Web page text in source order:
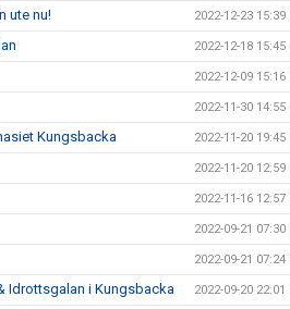
ute nu! 2022-12-23 15:39
2022-12-18 15:45
2022-12-09 15:16
2022-11-30 14:55
Kungsbacka 2022-11-20 19:45
2022-11-20 12:59
2022-11-16 12:57
2022-09-21 07:30
2022-09-21 07:24
Idrottsgalan i Kungsbacka 2022-09-20 22:01